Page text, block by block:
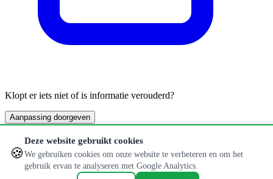
Klopt er iets niet of is informatie verouderd?
Aanpassing doorgeven
© 2026 Hondenlosloopweides. Alle rechten voorbehouden.
Privacybeleid
🍪
Deze website gebruikt cookies
We gebruiken cookies om onze website te verbeteren en om het
gebruik ervan te analyseren met Google Analytics.